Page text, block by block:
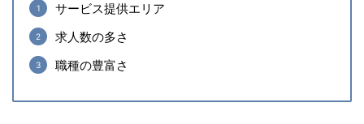
サービス提供エリア
求人数の多さ
職種の豊富さ